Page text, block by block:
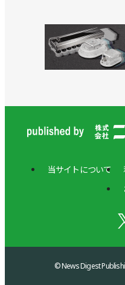
当サイトについて
© News Digest